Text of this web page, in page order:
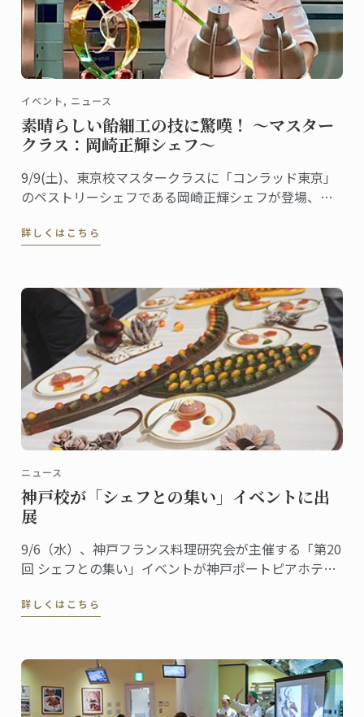
イベント, ニュース
素晴らしい飴細工の技に驚嘆！ ～マスター
クラス：岡崎正輝シェフ～
9/9(土)、東京校マスタークラスに「コンラッド東京」
のペストリーシェフである岡崎正輝シェフが登場、シ
た。
詳しくはこちら
ニュース
神戸校が「シェフとの集い」イベントに出
展
9/6（水）、神戸フランス料理研究会が主催する「第20
回 シェフとの集い」イベントが神戸ポートピアホテル
ースを出展しました。
詳しくはこちら